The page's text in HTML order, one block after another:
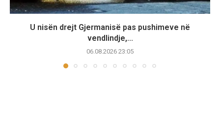
U nisën drejt Gjermanisë pas pushimeve në
vendlindje,...
06.08.2026 23:05